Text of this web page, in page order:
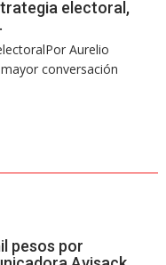
electoral,
Aurelio
conversación
pesos por